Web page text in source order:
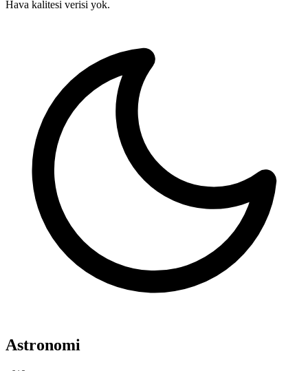
Hava kalitesi verisi yok.
Astronomi